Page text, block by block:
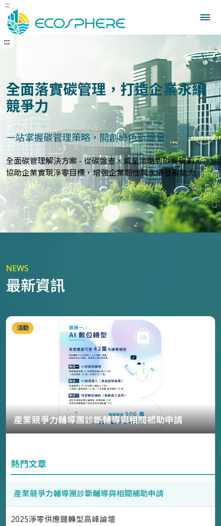
跳
到
中
內
:::
:::
建立企業永續發展藍圖
打造符合國際標準的永續報告與指標體系
永續報告與ESG評估服務 - 精準分析永續績效，規劃符合
GRI、
SASB等國際標準的報告策略，提升企業永續價值與形象
上一張 下一
NEWS
最新資訊
產業競爭力輔導團診斷輔導與相關補助申請
活動
熱門文章
產業競爭力輔導團診斷輔導與相關補助申請
2025淨零供應鏈轉型高峰論壇